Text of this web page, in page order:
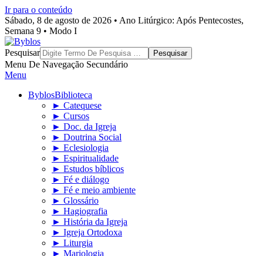
Ir para o conteúdo
Sábado, 8 de agosto de 2026 • Ano Litúrgico: Após Pentecostes,
Semana 9 • Modo I
Byblos
Pesquisar
Menu De Navegação Secundário
Menu
ByblosBiblioteca
► Catequese
► Cursos
► Doc. da Igreja
► Doutrina Social
► Eclesiologia
► Espiritualidade
► Estudos bíblicos
► Fé e diálogo
► Fé e meio ambiente
► Glossário
► Hagiografia
► História da Igreja
► Igreja Ortodoxa
► Liturgia
► Mariologia